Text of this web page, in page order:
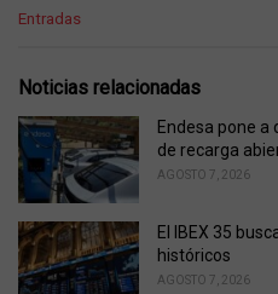
C
e
o
r
i
:
Entradas
Noticias relacionadas
Endesa pone a
de recarga
AGOSTO 7, 2026
El IBEX 35
históricos
AGOSTO 7, 2026